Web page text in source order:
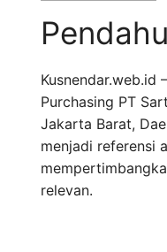
Kusnendar.web.id
Purchasing PT
Jakarta Barat,
menjadi referensi
relevan.